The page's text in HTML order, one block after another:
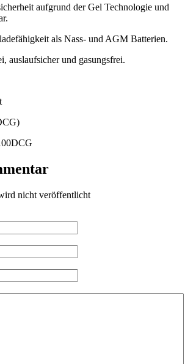
aufgrund der Gel Technologie und
als Nass- und AGM Batterien.
auslaufsicher und gasungsfrei.
nicht veröffentlicht